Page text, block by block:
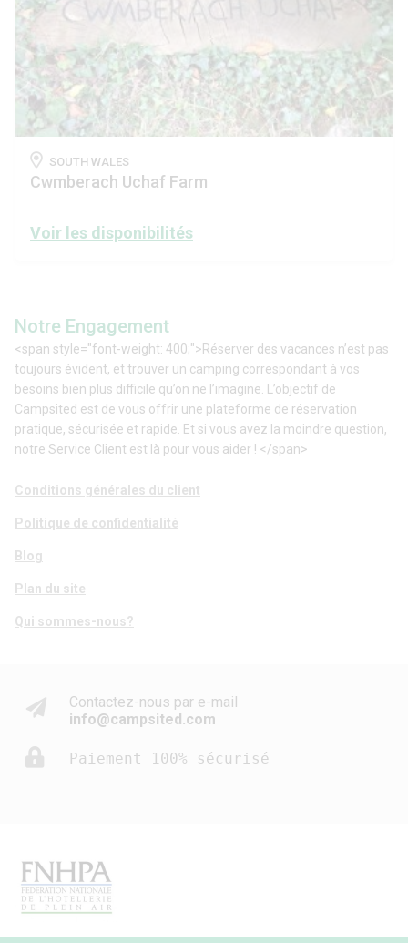
SOUTH WALES
Cwmberach Uchaf Farm
Voir les disponibilités
Notre Engagement
<span style="font-weight: 400;">Réserver des vacances n’est pas
toujours évident, et trouver un camping correspondant à vos
besoins bien plus difficile qu’on ne l’imagine. L’objectif de
Campsited est de vous offrir une plateforme de réservation
pratique, sécurisée et rapide. Et si vous avez la moindre question,
notre Service Client est là pour vous aider ! </span>
Conditions générales du client
Politique de confidentialité
Blog
Plan du site
Qui sommes-nous?
Contactez-nous par e-mail
info@campsited.com
Paiement 100% sécurisé